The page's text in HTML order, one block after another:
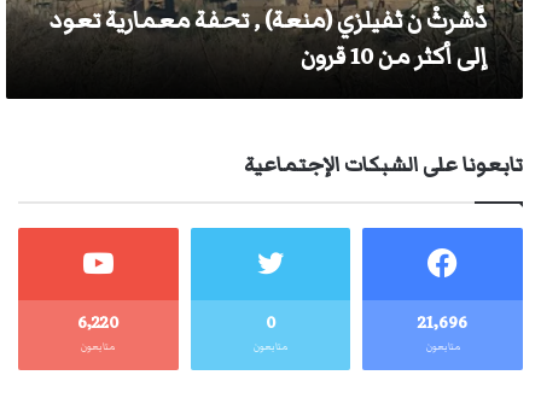
10
قرون
دَّشرثْ ن ثفيلزي (منعة) , تحفة معمارية تعود
إلى أكثر من 10 قرون
تابعونا على الشبكات الإجتماعية
21٬696
متابعون
0
متابعون
6٬220
متابعون